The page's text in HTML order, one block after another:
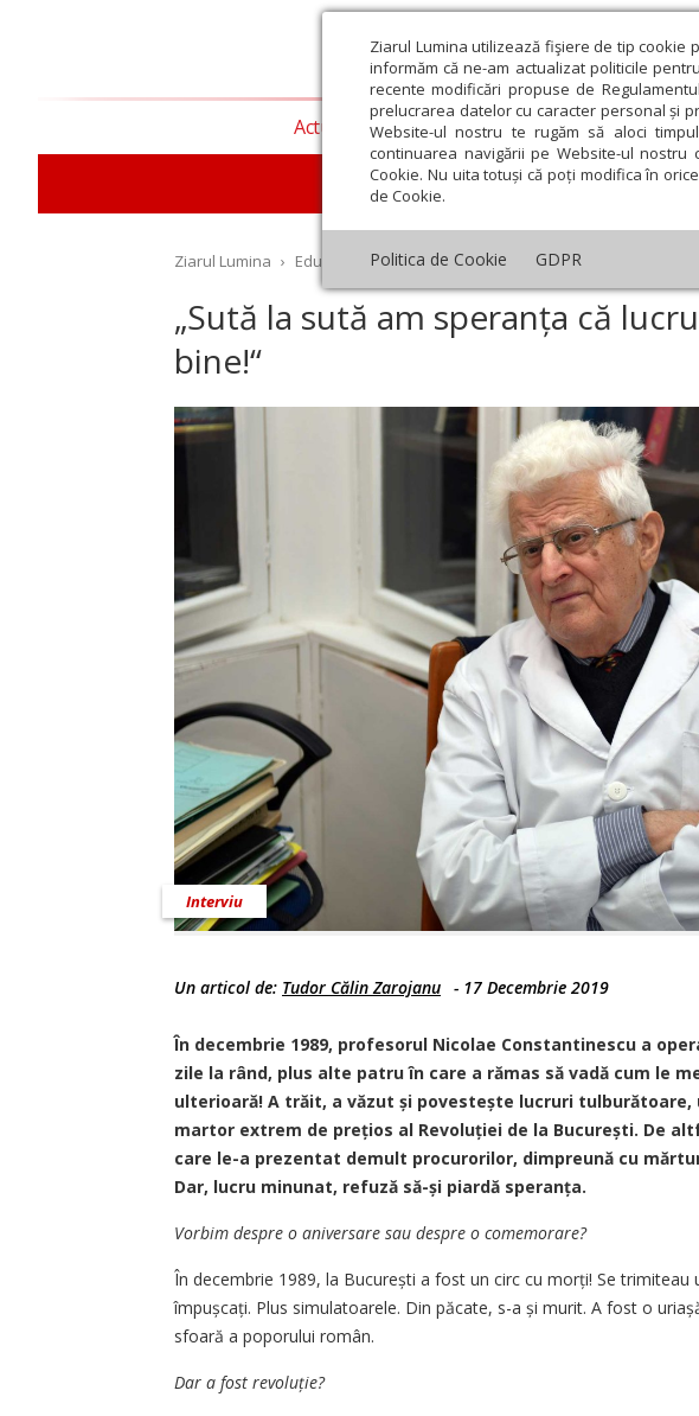
Ziarul Lumina utilizează fişiere de tip
informăm că ne-am actualizat politicile
recente modificări propuse de
prelucrarea datelor cu caracter personal și
Website-ul nostru te rugăm să aloci
continuarea navigării pe Website-ul
Cookie. Nu uita totuși că poți modifica în
de Cookie.
Politica de Cookie GDPR
Actualitate religioasă Teologie și
Educaţie
Ziarul Lumina › Educaţie și Cultură › Interviu „Sută la sută am
„Sută la sută am speranța că
bine!“
Interviu
Un articol de: Tudor Călin Zarojanu - 17 Decembrie 2019
În decembrie 1989, profesorul Nicolae Constantinescu a
zile la rând, plus alte patru în care a rămas să vadă cum le
ulterioară! A trăit, a văzut și povestește lucruri
martor extrem de prețios al Revoluției de la București. De
care le-a prezentat demult procurorilor, dimpreună cu
Dar, lucru minunat, refuză să-și piardă speranța.
Vorbim despre o aniversare sau despre o comemorare?
În decembrie 1989, la București a fost un circ cu morți! Se trimiteau
împușcați. Plus simulatoarele. Din păcate, s-a și murit. A fost o
sfoară a poporului român.
Dar a fost revoluție?